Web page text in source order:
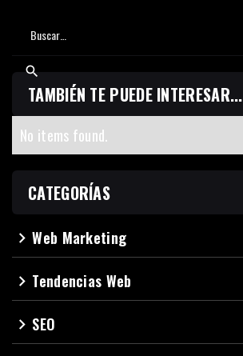
TAMBIÉN TE PUEDE INTERESAR...
No items found.
CATEGORÍAS
navigate_nextWeb Marketing
navigate_next Tendencias Web
navigate_next SEO